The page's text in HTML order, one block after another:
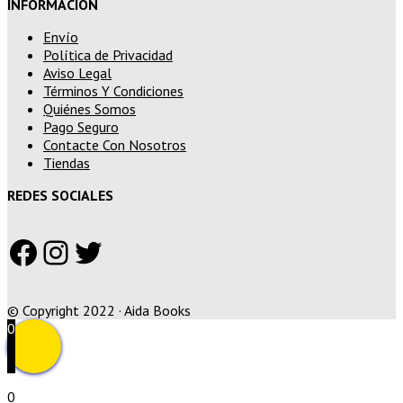
INFORMACIÓN
Envío
Política de Privacidad
Aviso Legal
Términos Y Condiciones
Quiénes Somos
Pago Seguro
Contacte Con Nosotros
Tiendas
REDES SOCIALES
Facebook
Instagram
Twitter
© Copyright 2022 · Aida Books
0
0